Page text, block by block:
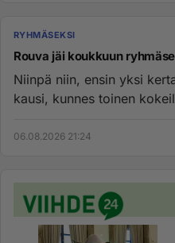
RYHMÄSEKSI
Rouva jäi koukkuun
Niinpä niin, ensin yksi
kausi, kunnes toinen
06.08.2026 21:24